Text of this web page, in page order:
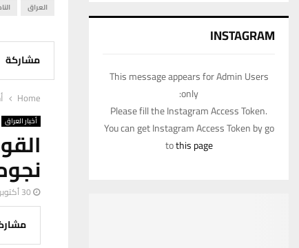
العراق
مشاركة
Home
أخبار العراق
30 أكتوبر، 2023
INSTAGRAM
This message appears for Admin Users
only:
Please fill the Instagram Access Token.
You can get Instagram Access Token by go
tothis page